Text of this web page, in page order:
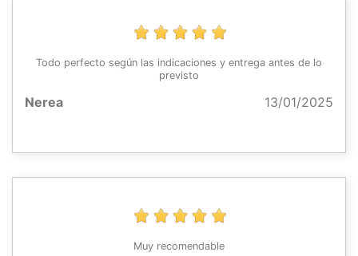
Todo perfecto según las indicaciones y entrega antes de lo
previsto
Nerea 13/01/2025
Muy recomendable